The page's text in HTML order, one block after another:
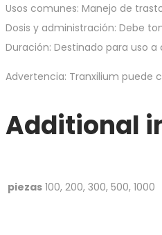
Usos comunes: Manejo de
Dosis y administración: Debe
Duración: Destinado para uso
Advertencia: Tranxilium puede
Additional
piezas 100, 200, 300, 500, 1000